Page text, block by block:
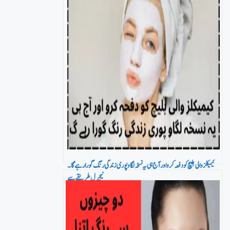
کیمیکلز والی بلیچ کو دفعہ کرو اور آج ہی یہ نسخہ لگاو پوری زندگی رنگ گورا رہے گا۔
نیچرل طریقے سے